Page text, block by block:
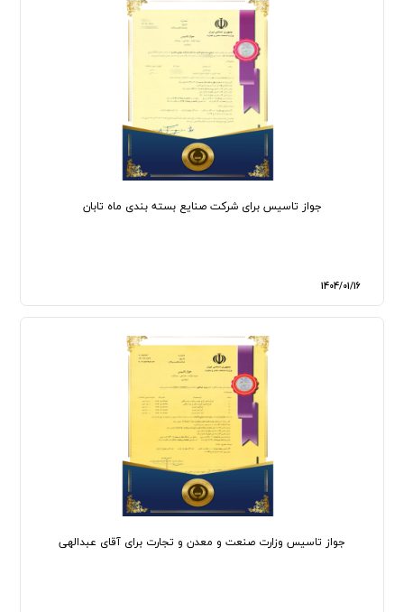
جواز تاسیس برای شرکت صنایع بسته بندی ماه تابان
1404/01/16
جواز تاسیس وزارت صنعت و معدن و تجارت برای آقای عبدالهی